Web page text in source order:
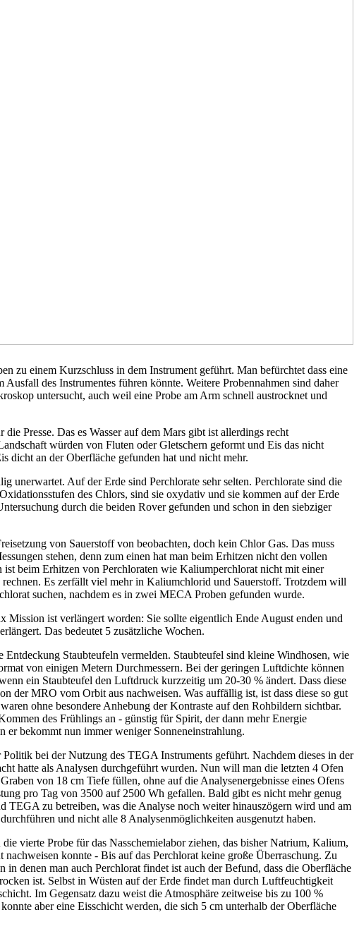
zu einem Kurzschluss in dem Instrument geführt. Man befürchtet dass eine
des Instrumentes führen könnte. Weitere Probennahmen sind daher
untersucht, auch weil eine Probe am Arm schnell austrocknet und
Presse. Das es Wasser auf dem Mars gibt ist allerdings recht
würden von Fluten oder Gletschern geformt und Eis das nicht
dicht an der Oberfläche gefunden hat und nicht mehr.
unerwartet. Auf der Erde sind Perchlorate sehr selten. Perchlorate sind die
des Chlors, sind sie oxydativ und sie kommen auf der Erde
durch die beiden Rover gefunden und schon in den siebziger
von Sauerstoff von beobachten, doch kein Chlor Gas. Das muss
stehen, denn zum einen hat man beim Erhitzen nicht den vollen
ist beim Erhitzen von Perchloraten wie Kaliumperchlorat nicht mit einer
Es zerfällt viel mehr in Kaliumchlorid und Sauerstoff. Trotzdem will
suchen, nachdem es in zwei MECA Proben gefunden wurde.
Mission ist verlängert worden: Sie sollte eigentlich Ende August enden und
Das bedeutet 5 zusätzliche Wochen.
Staubteufeln vermelden. Staubteufel sind kleine Windhosen, wie
von einigen Metern Durchmessern. Bei der geringen Luftdichte können
ein Staubteufel den Luftdruck kurzzeitig um 20-30 % ändert. Dass diese
der MRO vom Orbit aus nachweisen. Was auffällig ist, ist dass diese so gut
ohne besondere Anhebung der Kontraste auf den Rohbildern sichtbar.
des Frühlings an - günstig für Spirit, der dann mehr Energie
er bekommt nun immer weniger Sonneneinstrahlung.
bei der Nutzung des TEGA Instruments geführt. Nachdem dieses in der
hatte als Analysen durchgeführt wurden. Nun will man die letzten 4 Ofen
von 18 cm Tiefe füllen, ohne auf die Analysenergebnisse eines Ofens
pro Tag von 3500 auf 2500 Wh gefallen. Bald gibt es nicht mehr genug
TEGA zu betreiben, was die Analyse noch weiter hinauszögern wird und am
und nicht alle 8 Analysenmöglichkeiten ausgenutzt haben.
vierte Probe für das Nasschemielabor ziehen, das bisher Natrium, Kalium,
konnte - Bis auf das Perchlorat keine große Überraschung. Zu
denen man auch Perchlorat findet ist auch der Befund, dass die Oberfläche
ist. Selbst in Wüsten auf der Erde findet man durch Luftfeuchtigkeit
Im Gegensatz dazu weist die Atmosphäre zeitweise bis zu 100 %
aber eine Eisschicht werden, die sich 5 cm unterhalb der Oberfläche